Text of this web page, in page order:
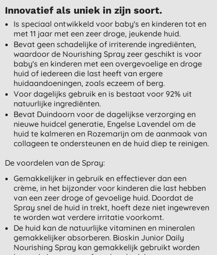
Innovatief als uniek in zijn soort.
Is speciaal ontwikkeld voor baby's en kinderen tot en
met 11 jaar met een zeer droge, jeukende huid.
Bevat geen schadelijke of irriterende ingrediënten,
waardoor de Nourishing Spray zeer geschikt is voor
baby's en kinderen met een overgevoelige en droge
huid of iedereen die last heeft van ergere
huidaandoeningen, zoals eczeem of berg.
Voor dagelijks gebruik en is bestaat voor 92% uit
natuurlijke ingrediënten.
Bevat Duindoorn voor de dagelijkse verzorging en
nieuwe huidcel generatie, Engelse Lavendel om de
huid te kalmeren en Rozemarijn om de aanmaak van
collageen te ondersteunen en de huid diep te reinigen.
De voordelen van de Spray:
Gemakkelijker in gebruik en effectiever dan een
crème, in het bijzonder voor kinderen die last hebben
van een zeer droge of gevoelige huid. Doordat de
Spray snel de huid in trekt, hoeft deze niet ingewreven
te worden wat verdere irritatie voorkomt.
De huid kan de natuurlijke vitaminen en mineralen
gemakkelijker absorberen. Bioskin Junior Daily
Nourishing Spray kan gemakkelijk gebruikt worden